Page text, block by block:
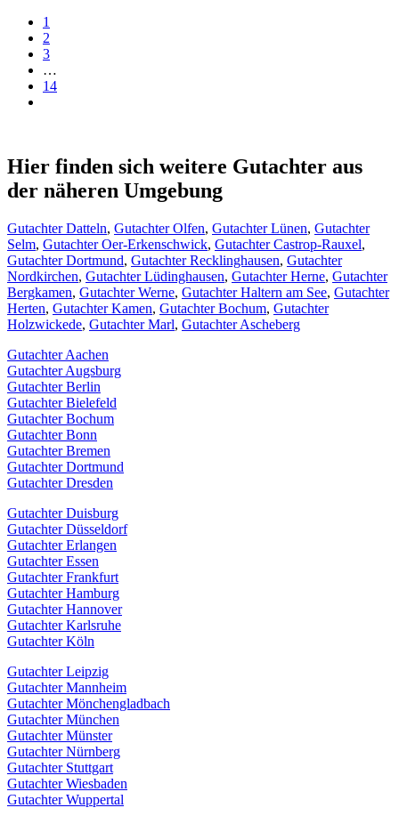
1
2
3
…
14
Hier finden sich weitere Gutachter aus
der näheren Umgebung
Gutachter Datteln, Gutachter Olfen, Gutachter Lünen, Gutachter
Selm, Gutachter Oer-Erkenschwick, Gutachter Castrop-Rauxel,
Gutachter Dortmund, Gutachter Recklinghausen, Gutachter
Nordkirchen, Gutachter Lüdinghausen, Gutachter Herne, Gutachter
Bergkamen, Gutachter Werne, Gutachter Haltern am See, Gutachter
Herten, Gutachter Kamen, Gutachter Bochum, Gutachter
Holzwickede, Gutachter Marl, Gutachter Ascheberg
Gutachter Aachen
Gutachter Augsburg
Gutachter Berlin
Gutachter Bielefeld
Gutachter Bochum
Gutachter Bonn
Gutachter Bremen
Gutachter Dortmund
Gutachter Dresden
Gutachter Duisburg
Gutachter Düsseldorf
Gutachter Erlangen
Gutachter Essen
Gutachter Frankfurt
Gutachter Hamburg
Gutachter Hannover
Gutachter Karlsruhe
Gutachter Köln
Gutachter Leipzig
Gutachter Mannheim
Gutachter Mönchengladbach
Gutachter München
Gutachter Münster
Gutachter Nürnberg
Gutachter Stuttgart
Gutachter Wiesbaden
Gutachter Wuppertal